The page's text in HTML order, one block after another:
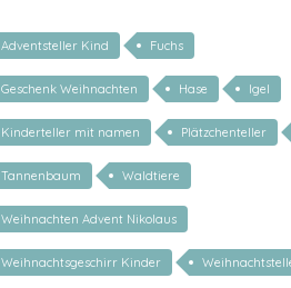
Adventsteller Kind Fuchs
Geschenk Weihnachten Hase Igel
Kinderteller mit namen Plätzchenteller
Tannenbaum Waldtiere
Weihnachten Advent Nikolaus
Weihnachtsgeschirr Kinder